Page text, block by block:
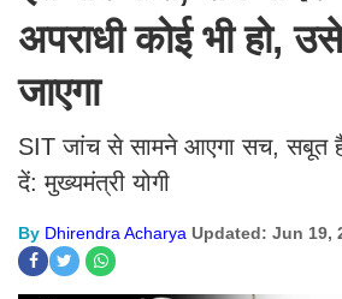
अपराधी कोई भी हो,
जाएगा
SIT जांच से सामने आएगा सच, सबूत
दें: मुख्यमंत्री योगी
By Dhirendra Acharya Updated: Jun 19,